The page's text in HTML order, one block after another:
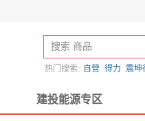
热门搜索: 自营 得力 震坤
建投能源专区